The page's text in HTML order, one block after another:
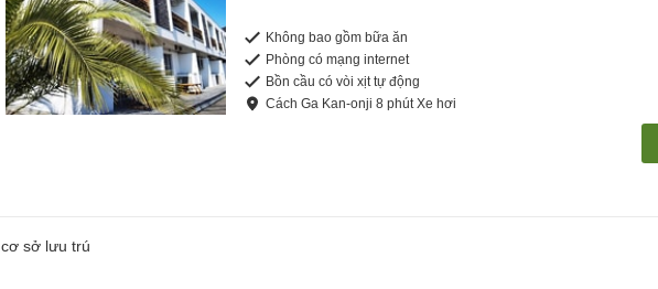
Không bao gồm bữa ăn
Phòng có mạng internet
Bồn cầu có vòi xịt tự động
CáchGa Kan-onji 8 phútXe hơi
cơ sở lưu trú